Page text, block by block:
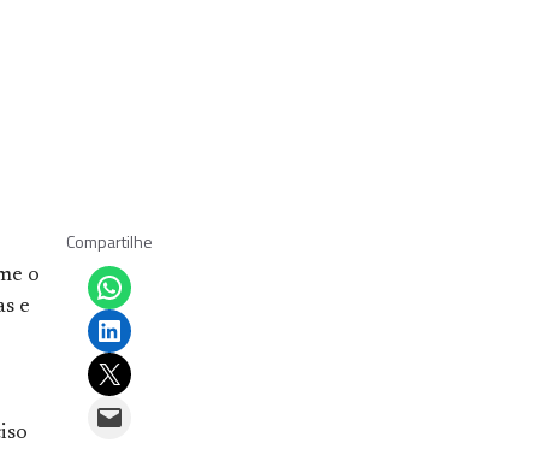
o
e
Compartilhe
Share on WhatsApp
Share on LinkedIn
Email this Page
Email this Page